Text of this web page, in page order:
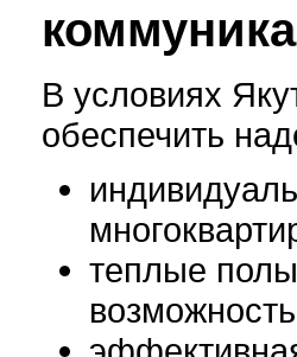
В условиях
обеспечить
теплые